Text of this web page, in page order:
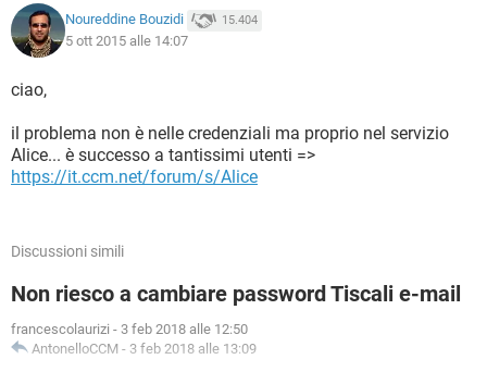
Noureddine Bouzidi 15.404
5 ott 2015 alle 14:07
ciao,
il problema non è nelle credenziali ma proprio nel servizio
Alice... è successo a tantissimi utenti =>
https://it.ccm.net/forum/s/Alice
Discussioni simili
Non riesco a cambiare password Tiscali e-mail
francescolaurizi - 3 feb 2018 alle 12:50
AntonelloCCM - 3 feb 2018 alle 13:09